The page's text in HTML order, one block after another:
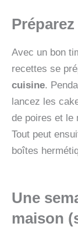
Avec un bon
recettes se
cuisine.
lancez les
de poires et le
Tout peut
boîtes
Une
maison